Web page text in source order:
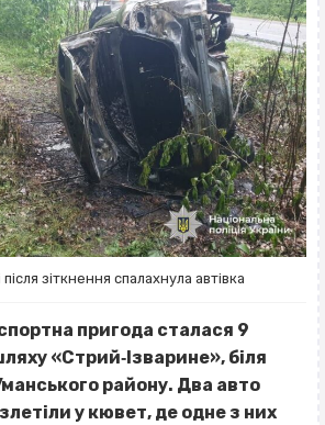
зіткнення спалахнула автівка
пригода сталася 9
«Стрий‐Ізварине», біля
району. Два авто
у кювет, де одне з них